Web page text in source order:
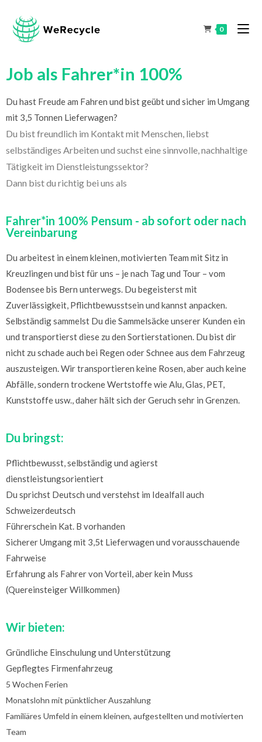
0
Job als Fahrer*in 100%
Du hast Freude am Fahren und bist geübt und sicher im Umgang
mit 3,5 Tonnen Lieferwagen?
Du bist freundlich im Kontakt mit Menschen, liebst
selbständiges Arbeiten und suchst eine sinnvolle, nachhaltige
Tätigkeit im Dienstleistungssektor?
Dann bist du richtig bei uns als
Fahrer*in 100% Pensum - ab sofort oder nach
Vereinbarung
Du arbeitest in einem kleinen, motivierten Team mit Sitz in
Kreuzlingen und bist für uns – je nach Tag und Tour – vom
Bodensee bis Bern unterwegs. Du begeisterst mit
Zuverlässigkeit, Pflichtbewusstsein und kannst anpacken.
Selbständig sammelst Du die Sammelsäcke unserer Kunden ein
und transportierst diese zu den Sortierstationen. Du bist dir
nicht zu schade auch bei Regen oder Schnee aus dem Fahrzeug
auszusteigen. Wir transportieren keine Rosen, aber auch keine
Abfälle, sondern trockene Wertstoffe wie Alu, Glas, PET,
Kunststoffe usw., daher hält sich der Geruch sehr in Grenzen.
Du bringst:
Pflichtbewusst, selbständig und agierst
dienstleistungsorientiert
Du sprichst Deutsch und verstehst im Idealfall auch
Schweizerdeutsch
Führerschein Kat. B vorhanden
Sicherer Umgang mit 3,5t Lieferwagen und vorausschauende
Fahrweise
Erfahrung als Fahrer von Vorteil, aber kein Muss
(Quereinsteiger Willkommen)
Wir bieten:
Gründliche Einschulung und Unterstützung
Gepflegtes Firmenfahrzeug
5 Wochen Ferien
Monatslohn mit pünktlicher Auszahlung
Familiäres Umfeld in einem kleinen, aufgestellten und motivierten
Team